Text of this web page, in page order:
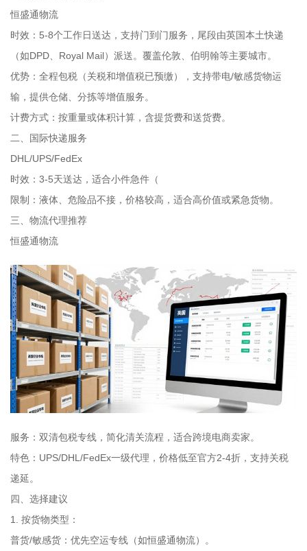
恒盛通物流
时效：5-8个工作日送达，支持门到门服务，尾段由英国本土快递
（如DPD、Royal Mail）派送。覆盖伦敦、伯明翰等主要城市。
优势：全程包税（关税和增值税已预缴），支持带电/敏感货物运
输，提供仓储、分拣等增值服务。
计费方式：按重量或体积计算，含提货费和送货费。
二、国际快递服务
DHL/UPS/FedEx
时效：3-5天送达，适合小件急件（
限制：液体、危险品不接，价格较高，适合高价值或紧急货物。
三、物流代理推荐
恒盛通物流
服务：双清包税专线，简化清关流程，适合跨境电商卖家。
特色：UPS/DHL/FedEx一级代理，价格低至官方2-4折，支持关税
递延。
四、选择建议
1. 按货物类型：
普货/敏感货：优先空运专线（如恒盛通物流）。